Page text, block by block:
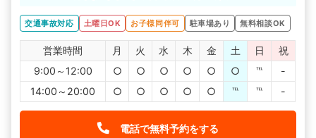
今後が楽しみです。
交通事故対応 土曜日OK お子様同伴可 駐車場あり 無料相談OK
営業時間 月 火 水 木 金 土 日
祝
9:00～12:00
○ ○ ○ ○ ○ ○ ℡
-
14:00～20:00
○ ○ ○ ○ ○ ℡ ℡ -
電話で無料予約をする